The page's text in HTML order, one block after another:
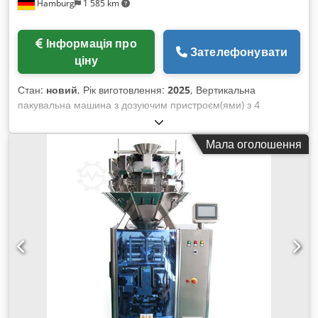
виготовлення — від 3 тижнів. Cjdev Nnb Nopfx Ag Asha Усі
Hamburg 1 585 km
ціну
Зателефонувати
Стан: новий, Рік виготовлення: 2025, Вертикальна
пакувальна машина з дозуючим пристроєм(ями) з 4
виробничими лініями для виготовлення «стік-паків» із
середнім швом на спині (альтернативно: зварювання по 3
або 4 сторонах — за додаткову плату) для фасування
гранулятів (цукор, сіль тощо). PLC і кольоровий сенсорний
екран OMRON, самодіагностика. Пневматичні компоненти
AIRTAC, температурний PID-регулятор OMRON, електронні
компоненти SCHNEIDER і OMRON. Привід плівки, керування
перетворювачем AB, виконання з нержавіючої сталі (SS304),
наповнювальний пристрій з вібраційною чашею для
гранулятів. - Характеристики: максимальна продуктивність у
холостому режимі: 4x60 циклів/хвилина; точність: +/-10%;
підходить для всіх BOPP-/PE- і ламінованих плівок; розміри
пакетів: Д(50-350)xШ(10-100)мм; живлення: 220V, 3,5кВт;
стиснене повітря: 1,5м³/хв, 6бар; габарити машини:
Мала оголошення